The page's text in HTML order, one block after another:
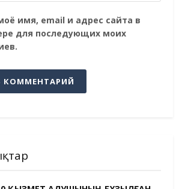
имя, email и адрес сайта в
для последующих моих